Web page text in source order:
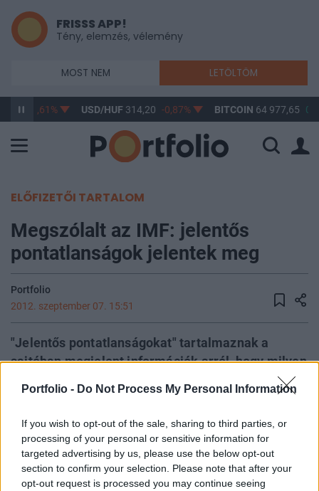
Portfolio - Do Not Process My Personal Information
If you wish to opt-out of the sale, sharing to third parties, or
processing of your personal or sensitive information for
targeted advertising by us, please use the below opt-out
section to confirm your selection. Please note that after your
opt-out request is processed you may continue seeing
FRISSS APP!
Tény, elemzés, vélemény
MOST NEM LETÖLTÖM
-0,61% USD/HUF 314,20 -0,87% BITCOIN 64 977,65
ELŐFIZETŐI TARTALOM
Megszólalt az IMF: jelentős
pontatlanságok jelentek meg
Portfolio
2012. szeptember 07. 15:51
"Jelentős pontatlanságokat" tartalmaznak a
sajtóban megjelent információk arról, hogy milyen
ajánlásai vannak a nemzetközi hitelezőknek a
magyar hatóságok számára - tudatta Iryna
Ivaschenko, a Nemzetközi Valutaalap (IMF)
budapesti irodavezetője, az MTI-nek a Magyar
Nemzetben megjelent kölcsönfeltételekről szóló
kérdésére válaszolva pénteken.